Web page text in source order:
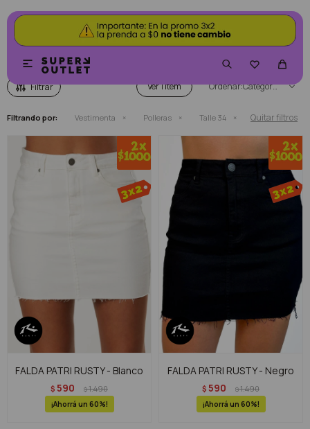


Ver Categoría
Filtrando por: Vestimenta Polleras Talle 34 Quitar filtros
FALDA PATRI RUSTY - Blanco
$ 590 $1.490
60
FALDA PATRI RUSTY - Negro
$ 590 $1.490
60